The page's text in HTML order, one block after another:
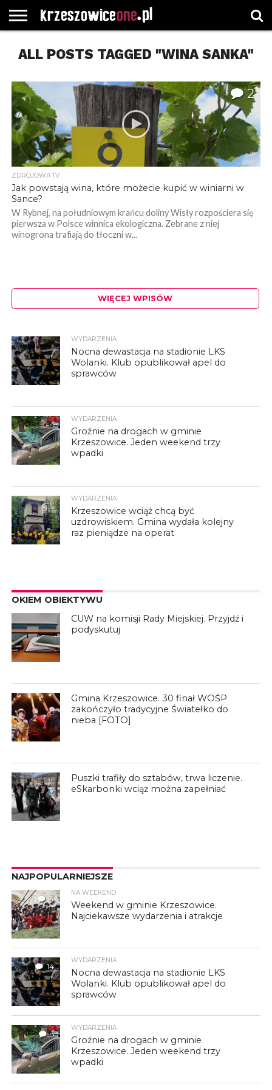
GŁÓWNA
WYBORY
SAMORZĄDOWE
WYBIERZ
KATEGORIE
ROZKŁADY
JAZDY
GREGORCZYK
WATCH
KONTAKT
ALL POSTS TAGGED "WINA SANKA"
2
ZDROJOWA TV
Jak powstają wina, które możecie kupić w winiarni w
Sance?
W Rybnej, na południowym krańcu doliny Wisły rozpościera się
pierwsza w Polsce winnica ekologiczna. Zebrane z niej
winogrona trafiają do tłoczni w...
WIĘCEJ WPISÓW
WYDARZENIA
Nocna dewastacja na stadionie LKS
Wolanki. Klub opublikował apel do
sprawców
WYDARZENIA
Groźnie na drogach w gminie
Krzeszowice. Jeden weekend trzy
wpadki
WYDARZENIA
Krzeszowice wciąż chcą być
uzdrowiskiem. Gmina wydała kolejny
raz pieniądze na operat
OKIEM OBIEKTYWU
CUW na komisji Rady Miejskiej. Przyjdź i
podyskutuj
Gmina Krzeszowice. 30 finał WOŚP
zakończyło tradycyjne Światełko do
nieba [FOTO]
Puszki trafiły do sztabów, trwa liczenie.
eSkarbonki wciąż można zapełniać
NAJPOPULARNIEJSZE
4
NA WEEKEND
Weekend w gminie Krzeszowice.
Najciekawsze wydarzenia i atrakcje
14
WYDARZENIA
Nocna dewastacja na stadionie LKS
Wolanki. Klub opublikował apel do
sprawców
3
WYDARZENIA
Groźnie na drogach w gminie
Krzeszowice. Jeden weekend trzy
wpadki